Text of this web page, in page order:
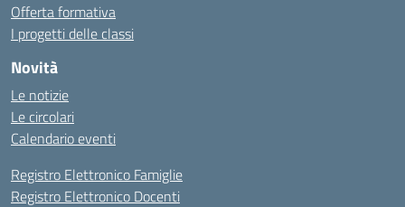
Offerta formativa
I progetti delle classi
Novità
Le notizie
Le circolari
Calendario eventi
Registro Elettronico Famiglie
Registro Elettronico Docenti